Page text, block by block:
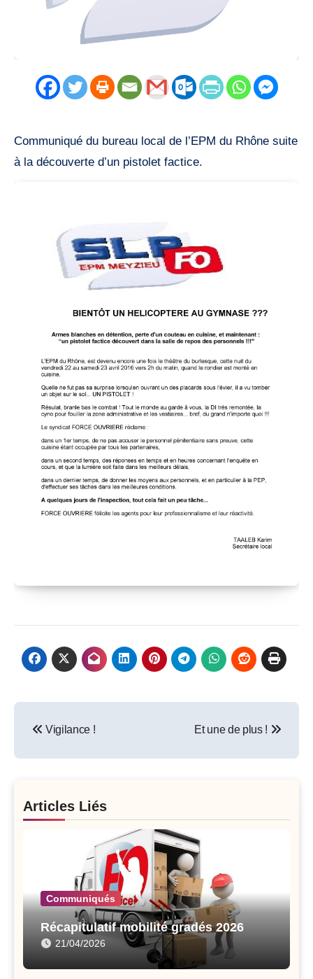
Communiqué du bureau local de l’EPM du Rhône suite
à la découverte d’un pistolet factice.
navigation
Vigilance ! Et une de plus !
Articles Liés
Communiqués
Récapitulatif mobilité gradés 2026
21/04/2026